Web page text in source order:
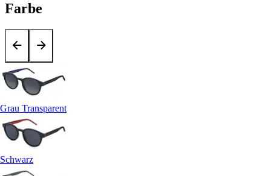
Farbe
Grau Transparent
Schwarz